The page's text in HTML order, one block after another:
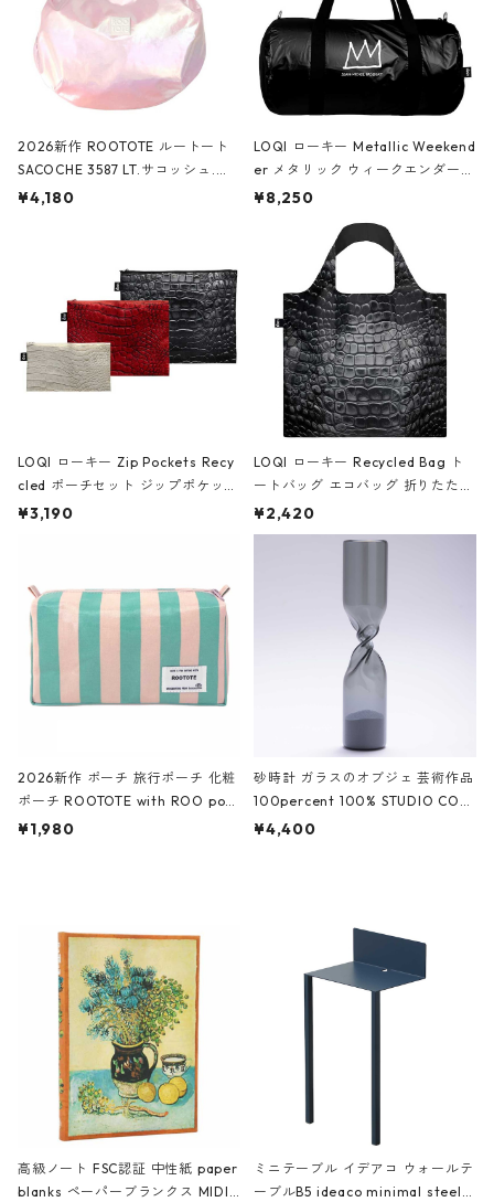
2026新作 ROOTOTE ルートート
SACOCHE 3587 LT.サコッシュ.ル
ミエ-B ショルダーバッグ グロスピ
¥4,180
LOQI ローキー Metallic Weekend
er メタリック ウィークエンダー
ボストンバッグ ショルダーバッグ
Black ジャン=ミッシェル・バスキ
ア/クラウン ブラック
¥8,250
LOQI ローキー Zip Pockets Recy
cled ポーチセット ジップポケット
ファスナーポーチ 撥水加工 トラベ
ーガンディー、オフホワイト
¥3,190
LOQI ローキー Recycled Bag ト
ートバッグ エコバッグ 折りたたみ
大きめ 撥水加工 収納ポーチ CRO
CODILE/Black クロコダイル/ブラ
¥2,420
2026新作 ポーチ 旅行ポーチ 化粧
ポーチ ROOTOTE with ROO pou
ch 3532 ルートート WR.ポーチ.ラ
¥1,980
砂時計 ガラスのオブジェ 芸術作品
100percent 100% STUDIO COH
AKU Timeless 100パーセント ス
¥4,400
高級ノート FSC認証 中性紙 paper
blanks ペーパーブランクス MIDI
ミニテーブル イデアコ ウォールテ
ーブルB5 ideaco minimal steel f